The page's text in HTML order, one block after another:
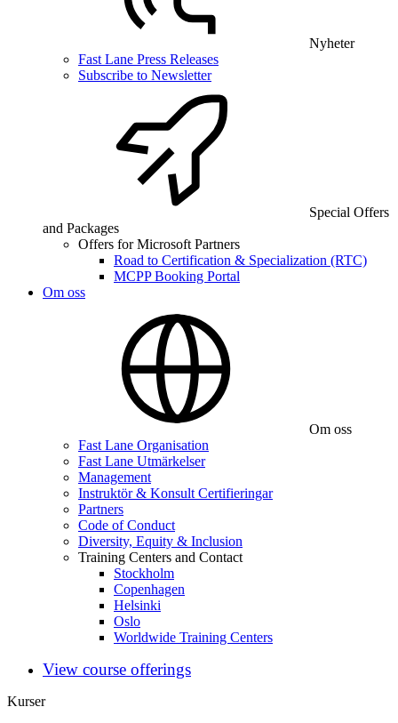
Nyheter
Fast Lane Press Releases
Subscribe to Newsletter
Special Offers
and Packages
Offers for Microsoft Partners
Road to Certification & Specialization (RTC)
MCPP Booking Portal
Om oss
Om oss
Fast Lane Organisation
Fast Lane Utmärkelser
Management
Instruktör & Konsult Certifieringar
Partners
Code of Conduct
Diversity, Equity & Inclusion
Training Centers and Contact
Stockholm
Copenhagen
Helsinki
Oslo
Worldwide Training Centers
View course offerings
Kurser